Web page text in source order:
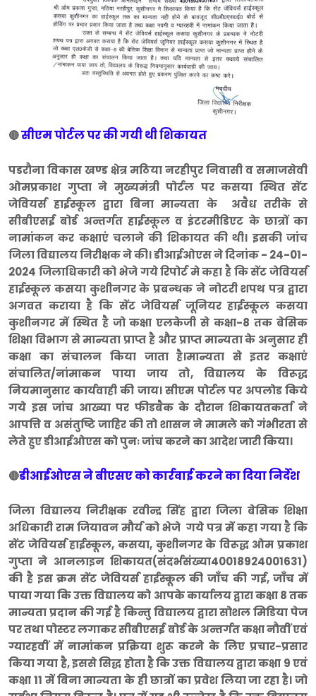
🔴सीएम पोर्टल पर की गयी थी शिकायत
पडरौना विकास खण्ड क्षेत्र मठिया नरहीपुर निवासी व समाजसेवी
ओमप्रकाश गुप्ता ने मुख्यमंत्री पोर्टल पर कसया स्थित सेंट
जेवियर्स हाईस्कूल द्वारा बिना मान्यता के अवैध तरीके से
सीबीएसई बोर्ड अन्तर्गत हाईस्कूल व इंटरमीडिएट के छात्रों का
नामांकन कर कक्षाएं चलाने की शिकायत की थी। इसकी जांच
जिला विद्यालय निरीक्षक ने की। डीआईओएस ने दिनांक - 24-01-
2024 जिलाधिकारी को भेजे गये रिपोर्ट मे कहा है कि सेंट जेवियर्स
हाईस्कूल कसया कुशीनगर के प्रबन्धक ने नोटरी शपथ पत्र द्वारा
अगवत कराया है कि सेंट जेवियर्स जूनियर हाईस्कूल कसया
कुशीनगर में स्थित है जो कक्षा एलकेजी से कक्षा-8 तक बेसिक
शिक्षा विभाग से मान्यता प्राप्त है और प्राप्त मान्यता के अनुसार ही
कक्षा का संचालन किया जाता है।मान्यता से इतर कक्षाएं
संचालित/नांमाकन पाया जाय तो, विद्यालय के विरूद्ध
नियमानुसार कार्यवाही की जाय। सीएम पोर्टल पर अपलोड किये
गये इस जांच आख्या पर फीडबैक के दौरान शिकायतकर्ता ने
आपत्ति व असंतुष्टि जाहिर की तो शासन ने मामले को गंभीरता से
लेते हुए डीआईओएस को पुनः जांच करने का आदेश जारी किया।
🔴डीआईओएस ने बीएसए को कार्रवाई करने का दिया निर्देश
जिला विद्यालय निरीक्षक रवीन्द्र सिंह द्वारा जिला बेसिक शिक्षा
अधिकारी राम जियावन मौर्य को भेजे गये पत्र में कहा गया है कि
सेंट जेवियर्स हाईस्कूल, कसया, कुशीनगर के विरूद्ध ओम प्रकाश
गुप्ता ने आनलाइन शिकायत(संदर्भसंख्या40018924001631)
की है इस क्रम सेंट जेवियर्स हाईस्कूल की जाँच की गई, जाँच में
पाया गया कि उक्त विद्यालय को आपके कार्यालय द्वारा कक्षा 8 तक
मान्यता प्रदान की गई है किन्तु विद्यालय द्वारा सोशल मिडिया पेज
पर तथा पोस्टर लगाकर सीबीएसई बोर्ड के अन्तर्गत कक्षा नौवीं एवं
ग्यारहवीं में नामांकन प्रक्रिया शुरू करने के लिए प्रचार-प्रसार
किया गया है, इससे सिद्ध होता है कि उक्त विद्यालय द्वारा कक्षा 9 एवं
कक्षा 11 में बिना मान्यता के ही छात्रों का प्रवेश लिया जा रहा है। जो